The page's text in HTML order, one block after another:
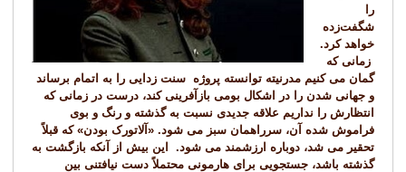
را
شگفت‌زده
خواهد کرد.
زمانی که
گمان می کنیم مدرنیته توانسته پروژه سنت زدایی را به اتمام برساند
و جهانی شدن را در اشکال بومی بازآفرینی کند، درست در زمانی که
انتظارش را نداریم علاقه جدیدی نسبت به گذشته و رنگ و بوی
فراموش شده آن، سرراهمان سبز می شود. «آلاتورک بودن» که قبلاً
تحقیر می شد، دوباره ارزشمند می شود. این بیش از آنکه بازگشت به
گذشته باشد، جستجویی برای هارمونی محتملاً دست نیافتنی بین